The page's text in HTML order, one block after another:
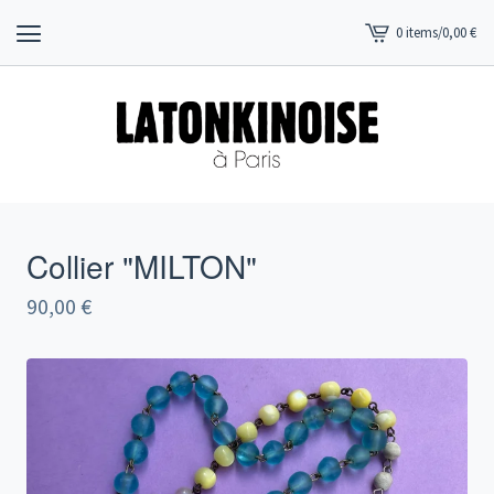
View
cart
0 items/0,00€
Collier "MILTON"
90,00 €